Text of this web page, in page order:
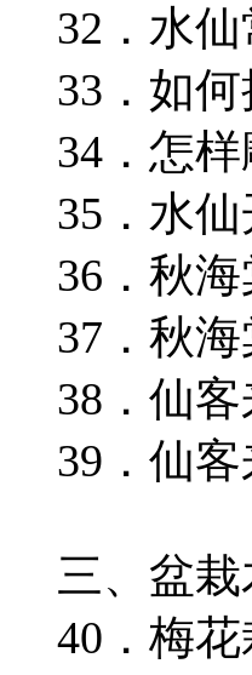
32．水
33．如
34．怎
35．水
36．秋
37．秋
38．仙
39．仙
三、盆
40．梅